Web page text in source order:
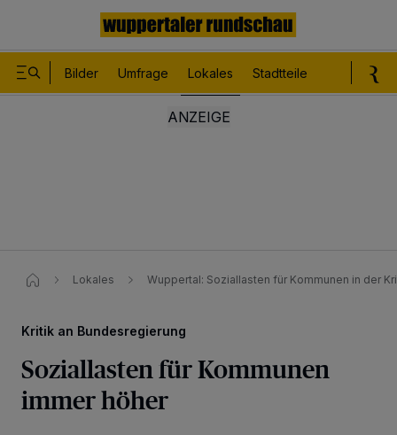
Bilder Umfrage Lokales Stadtteile
Lokales Wuppertal: Soziallasten für Kommunen in der
Kritik an Bundesregierung
Soziallasten für Kommunen
immer höher